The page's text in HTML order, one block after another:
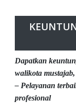
Dapatkan
walikota
– Pelayanan
profesional